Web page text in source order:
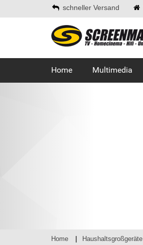
schneller Versand
Home Multimedia
Home Haushaltsgroßgeräte